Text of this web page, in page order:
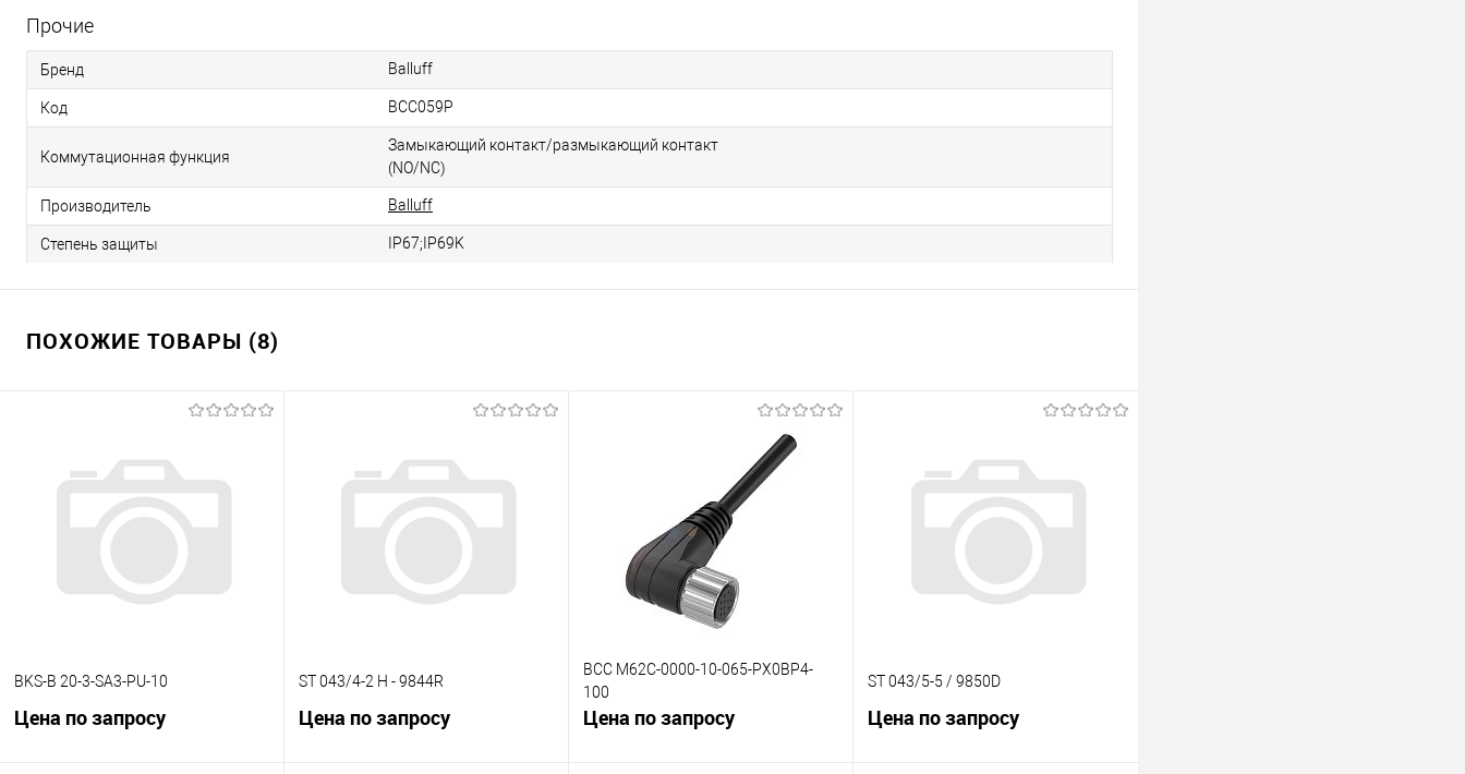
Прочие
Бренд Balluff
Код BCC059P
Коммутационная функция
Замыкающий контакт/размыкающий контакт
(NO/NC)
Производитель Balluff
Степень защиты IP67;IP69K
ПОХОЖИЕ ТОВАРЫ (8)
BKS-B 20-3-SA3-PU-10
Цена по запросу
ST 043/4-2 H - 9844R
Цена по запросу
BCC M62C-0000-10-065-PX0BP4-
100
Цена по запросу
ST 043/5-5 / 9850D
Цена по запросу